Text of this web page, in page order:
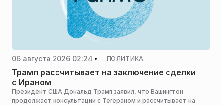
06 августа 2026 02:24 ПОЛИТИКА
Трамп рассчитывает на заключение сделки
с Ираном
Президент США Дональд Трамп заявил, что Вашингтон
продолжает консультации с Тегераном и рассчитывает на